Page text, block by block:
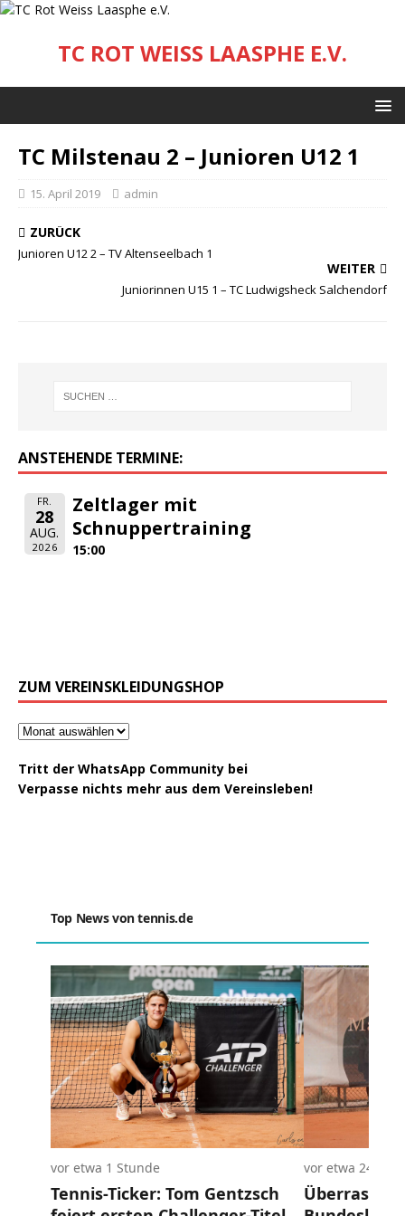
TC ROT WEISS LAASPHE E.V.
TC Milstenau 2 – Junioren U12 1
15. April 2019 admin
ZURÜCK
Junioren U12 2 – TV Altenseelbach 1
WEITER
Juniorinnen U15 1 – TC Ludwigsheck Salchendorf
ANSTEHENDE TERMINE:
FR.
28
AUG.
2026
Zeltlager mit
Schnuppertraining
15:00
ZUM VEREINSKLEIDUNGSHOP
Tritt der WhatsApp Community bei
Verpasse nichts mehr aus dem Vereinsleben!